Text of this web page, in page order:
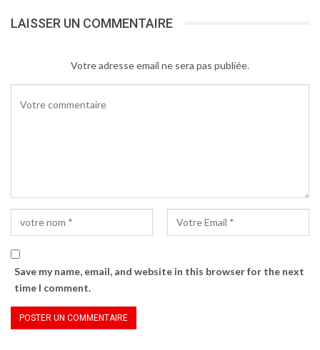
LAISSER UN COMMENTAIRE
Votre adresse email ne sera pas publiée.
Save my name, email, and website in this browser for the next
time I comment.